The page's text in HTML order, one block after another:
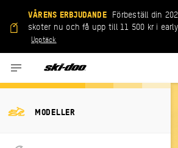
VÅRENS ERBJUDANDE Förbeställ din
skoter nu och få upp till 11 500 kr i
Upptäck
MODELLER
Tidigare årsmodeller